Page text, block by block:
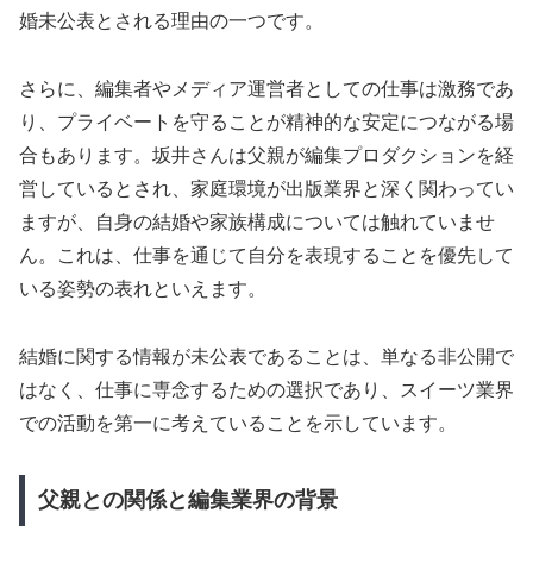
婚未公表とされる理由の一つです。
さらに、編集者やメディア運営者としての仕事は激務であ
り、プライベートを守ることが精神的な安定につながる場
合もあります。坂井さんは父親が編集プロダクションを経
営しているとされ、家庭環境が出版業界と深く関わってい
ますが、自身の結婚や家族構成については触れていませ
ん。これは、仕事を通じて自分を表現することを優先して
いる姿勢の表れといえます。
結婚に関する情報が未公表であることは、単なる非公開で
はなく、仕事に専念するための選択であり、スイーツ業界
での活動を第一に考えていることを示しています。
父親との関係と編集業界の背景